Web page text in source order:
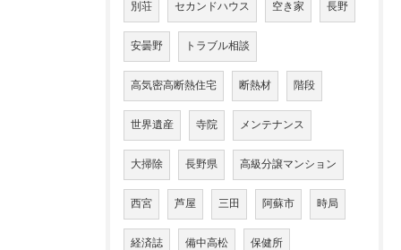
別荘 セカンドハウス 空き家 長野
安曇野 トラブル相談
高気密高断熱住宅 断熱材 階段
世界遺産 寺院 メンテナンス
大掃除 長野県 高級分譲マンション
西宮 芦屋 三田 阿蘇市 時局
経済誌 備中高松 保健所